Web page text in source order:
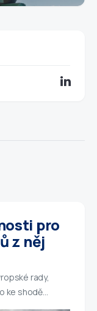
pro
z něj
rady,
ke shodě…